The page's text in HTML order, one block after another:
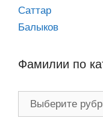
Саттар
Балыков
Фамилии по